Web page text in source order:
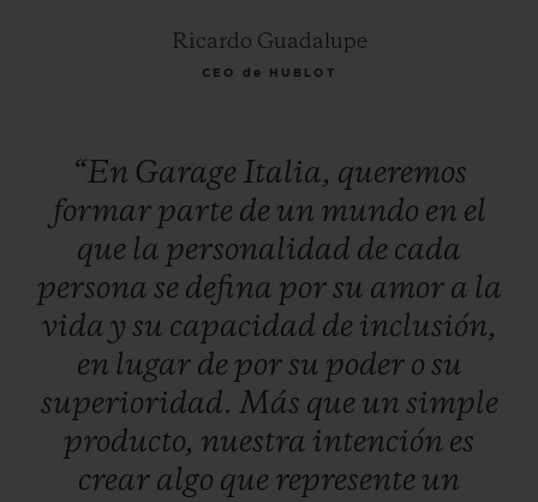
Ricardo Guadalupe
CEO de HUBLOT
“En Garage Italia, queremos
formar parte de un mundo en el
que la personalidad de cada
persona se defina porsu amor a la
vida y su capacidad de inclusión,
en lugar de porsu poder o su
superioridad. Más que un simple
producto, nuestra intención es
crear algo que represente un